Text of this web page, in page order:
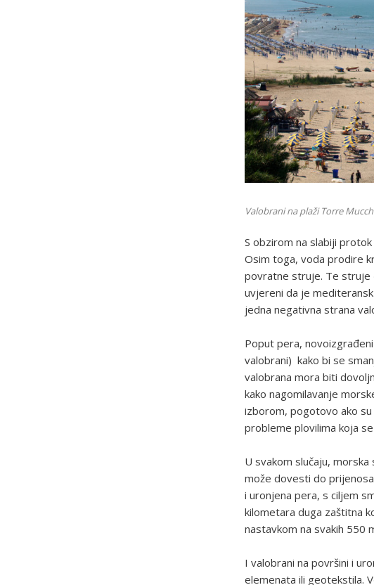
Valobrani na plaži Torre
S obzirom na slabiji
Osim toga, voda prodire
povratne struje. Te struje
uvjereni da je
jedna negativna strana
Poput pera,
valobrani) kako bi se
valobrana mora biti
kako nagomilavanje
izborom, pogotovo ako
probleme plovilima koja
U svakom slučaju,
može dovesti do
i uronjena pera, s ciljem
kilometara duga zaštitna
nastavkom na svakih 550
I valobrani na površini i
elemenata ili geotekstila.